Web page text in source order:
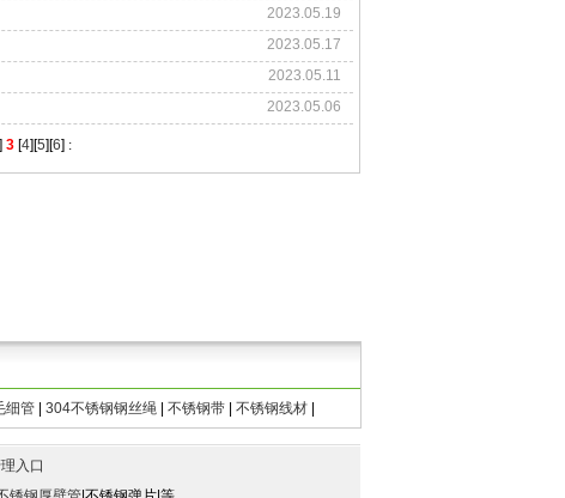
2023.05.19
2023.05.17
2023.05.11
2023.05.06
] 3[4][5][6] :
细管| 304不锈钢钢丝绳| 不锈钢带| 不锈钢线材|
入口